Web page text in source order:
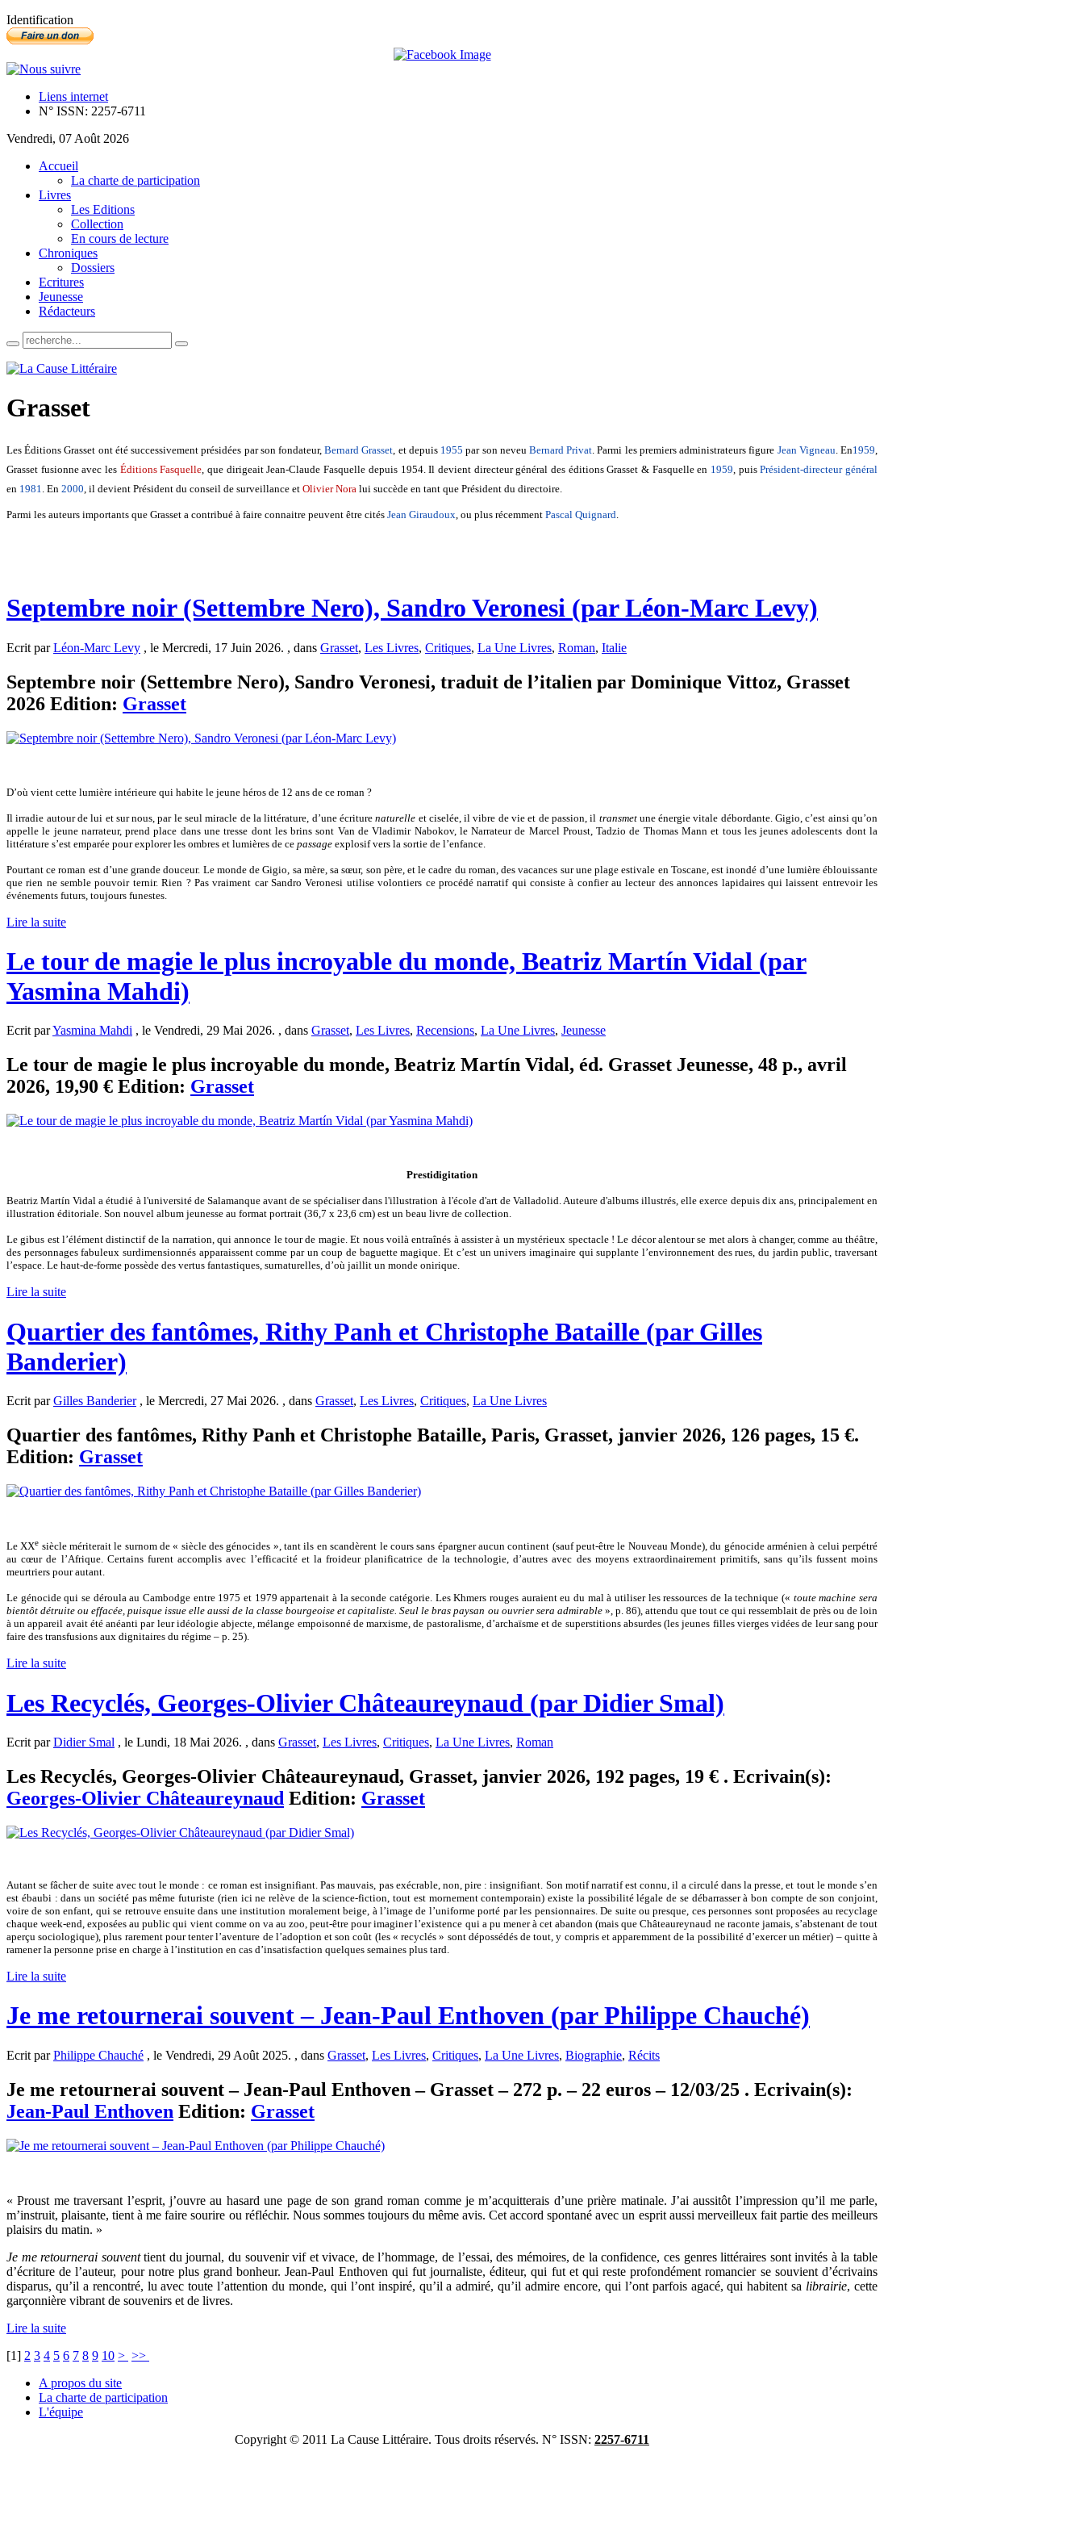
Identification
Liens internet
N° ISSN: 2257-6711
Vendredi, 07 Août 2026
Accueil
La charte de participation
Livres
Les Editions
Collection
En cours de lecture
Chroniques
Dossiers
Ecritures
Jeunesse
Rédacteurs
Grasset
Les Éditions Grasset ont été successivement présidées par son fondateur,Bernard Grasset , et depuis 1955 par son neveuBernard Privat . Parmi les premiers administrateurs figure Jean Vigneau . En1959
Grasset fusionne avec les Éditions Fasquelle , que dirigeait Jean-Claude Fasquelle depuis 1954. Il devient directeur général des éditions Grasset & Fasquelle en 1959 , puisPrésident-directeur général
en 1981 . En 2000 , il devient Président du conseil de surveillance et Olivier Nora lui succède en tant que Président du directoire.
Parmi les auteurs importants que Grasset a contribué à faire connaitre peuvent être cités Jean Giraudoux , ou plus récemment Pascal Quignard
Septembre noir (Settembre Nero), Sandro Veronesi (par Léon-Marc Levy)
Ecrit parLéon-Marc Levy , le Mercredi, 17 Juin 2026. , dans Grasset, Les Livres, Critiques, La Une Livres, Roman, Italie
Septembre noir (Settembre Nero), Sandro Veronesi, traduit de l’italien par Dominique Vittoz, Grasset
2026 Edition: Grasset
D’où vient cette lumière intérieure qui habite le jeune héros de 12 ans de ce roman ?
Il irradie autour de lui et sur nous, par le seul miracle de la littérature, d’une écriturenaturelle et ciselée, il vibre de vie et de passion, il transmetune énergie vitale débordante. Gigio, c’est ainsi qu’on
appelle le jeune narrateur, prend place dans une tresse dont les brins sont Van de Vladimir Nabokov, le Narrateur de Marcel Proust, Tadzio de Thomas Mann et tous les jeunes adolescents dont la
littérature s’est emparée pour explorer les ombres et lumières de ce passage explosif vers la sortie de l’enfance.
Pourtant ce roman est d’une grande douceur. Le monde de Gigio, sa mère, sa sœur, son père, et le cadre du roman, des vacances sur une plage estivale en Toscane, est inondé d’une lumière éblouissante
que rien ne semble pouvoir ternir. Rien ? Pas vraiment car Sandro Veronesi utilise volontiers ce procédé narratif qui consiste à confier au lecteur des annonces lapidaires qui laissent entrevoir les
événements futurs, toujours funestes.
Lire la suite
Le tour de magie le plus incroyable du monde, Beatriz Martín Vidal (par
Yasmina Mahdi)
Ecrit parYasmina Mahdi , le Vendredi, 29 Mai 2026. , dans Grasset, Les Livres, Recensions, La Une Livres, Jeunesse
Le tour de magie le plus incroyable du monde, Beatriz Martín Vidal, éd. Grasset Jeunesse, 48 p., avril
2026, 19,90 € Edition: Grasset
Prestidigitation
Beatriz Martín Vidal a étudié à l'université de Salamanque avant de se spécialiser dans l'illustration à l'école d'art de Valladolid. Auteure d'albums illustrés, elle exerce depuis dix ans, principalement en
illustration éditoriale. Son nouvel album jeunesse au format portrait (36,7 x 23,6 cm) est un beau livre de collection.
Le gibus est l’élément distinctif de la narration, qui annonce le tour de magie. Et nous voilà entraînés à assister à un mystérieux spectacle ! Le décor alentour se met alors à changer, comme au théâtre,
des personnages fabuleux surdimensionnés apparaissent comme par un coup de baguette magique. Et c’est un univers imaginaire qui supplante l’environnement des rues, du jardin public, traversant
l’espace. Le haut-de-forme possède des vertus fantastiques, surnaturelles, d’où jaillit un monde onirique.
Lire la suite
Quartier des fantômes, Rithy Panh et Christophe Bataille (par Gilles
Banderier)
Ecrit parGilles Banderier, le Mercredi, 27 Mai 2026. , dans Grasset, Les Livres, Critiques, La Une Livres
Quartier des fantômes, Rithy Panh et Christophe Bataille, Paris, Grasset, janvier 2026, 126 pages, 15 €.
Edition: Grasset
Le XXe siècle mériterait le surnom de « siècle des génocides », tant ils en scandèrent le cours sans épargner aucun continent (sauf peut-être le Nouveau Monde), du génocide arménien à celui perpétré
au cœur de l’Afrique. Certains furent accomplis avec l’efficacité et la froideur planificatrice de la technologie, d’autres avec des moyens extraordinairement primitifs, sans qu’ils fussent moins
meurtriers pour autant.
Le génocide qui se déroula au Cambodge entre 1975 et 1979 appartenait à la seconde catégorie. Les Khmers rouges auraient eu du mal à utiliser les ressources de la technique (« toute machine sera
bientôt détruite ou effacée, puisque issue elle aussi de la classe bourgeoise et capitaliste. Seul le bras paysan ou ouvrier sera admirable», p. 86), attendu que tout ce qui ressemblait de près ou de loin
à un appareil avait été anéanti par leur idéologie abjecte, mélange empoisonné de marxisme, de pastoralisme, d’archaïsme et de superstitions absurdes (les jeunes filles vierges vidées de leur sang pour
faire des transfusions aux dignitaires du régime – p. 25).
Lire la suite
Les Recyclés, Georges-Olivier Châteaureynaud (par Didier Smal)
Ecrit parDidier Smal , le Lundi, 18 Mai 2026. , dans Grasset, Les Livres, Critiques, La Une Livres, Roman
Les Recyclés, Georges-Olivier Châteaureynaud, Grasset, janvier 2026, 192 pages, 19 € . Ecrivain(s):
Georges-Olivier Châteaureynaud Edition: Grasset
Autant se fâcher de suite avec tout le monde : ce roman est insignifiant. Pas mauvais, pas exécrable, non, pire : insignifiant. Son motif narratif est connu, il a circulé dans la presse, et tout le monde s’en
est ébaubi : dans un société pas même futuriste (rien ici ne relève de la science-fiction, tout est mornement contemporain) existe la possibilité légale de se débarrasser à bon compte de son conjoint,
voire de son enfant, qui se retrouve ensuite dans une institution moralement beige, à l’image de l’uniforme porté par les pensionnaires. De suite ou presque, ces personnes sont proposées au recyclage
chaque week-end, exposées au public qui vient comme on va au zoo, peut-être pour imaginer l’existence qui a pu mener à cet abandon (mais que Châteaureynaud ne raconte jamais, s’abstenant de tout
aperçu sociologique), plus rarement pour tenter l’aventure de l’adoption et son coût (les « recyclés » sont dépossédés de tout, y compris et apparemment de la possibilité d’exercer un métier) – quitte à
ramener la personne prise en charge à l’institution en cas d’insatisfaction quelques semaines plus tard.
Lire la suite
Je me retournerai souvent – Jean-Paul Enthoven (par Philippe Chauché)
Ecrit parPhilippe Chauché , le Vendredi, 29 Août 2025. , dans Grasset, Les Livres, Critiques, La Une Livres, Biographie, Récits
Je me retournerai souvent – Jean-Paul Enthoven – Grasset – 272 p. – 22 euros – 12/03/25 . Ecrivain(s):
Jean-Paul Enthoven Edition: Grasset
« Proust me traversant l’esprit, j’ouvre au hasard une page de son grand roman comme je m’acquitterais d’une prière matinale. J’ai aussitôt l’impression qu’il me parle,
m’instruit, plaisante, tient à me faire sourire ou réfléchir. Nous sommes toujours du même avis. Cet accord spontané avec un esprit aussi merveilleux fait partie des meilleurs
plaisirs du matin. »
Je me retournerai souventtient du journal, du souvenir vif et vivace, de l’hommage, de l’essai, des mémoires, de la confidence, ces genres littéraires sont invités à la table
d’écriture de l’auteur, pour notre plus grand bonheur. Jean-Paul Enthoven qui fut journaliste, éditeur, qui fut et qui reste profondément romancier se souvient d’écrivains
disparus, qu’il a rencontré, lu avec toute l’attention du monde, qui l’ont inspiré, qu’il a admiré, qu’il admire encore, qui l’ont parfois agacé, qui habitent sa librairie, cette
garçonnière vibrant de souvenirs et de livres.
Lire la suite
[1] 2 3 4 5 6 7 8 9 10 > >>
A propos du site
La charte de participation
L'équipe
Copyright © 2011 La Cause Littéraire. Tous droits réservés. N° ISSN: 2257-6711